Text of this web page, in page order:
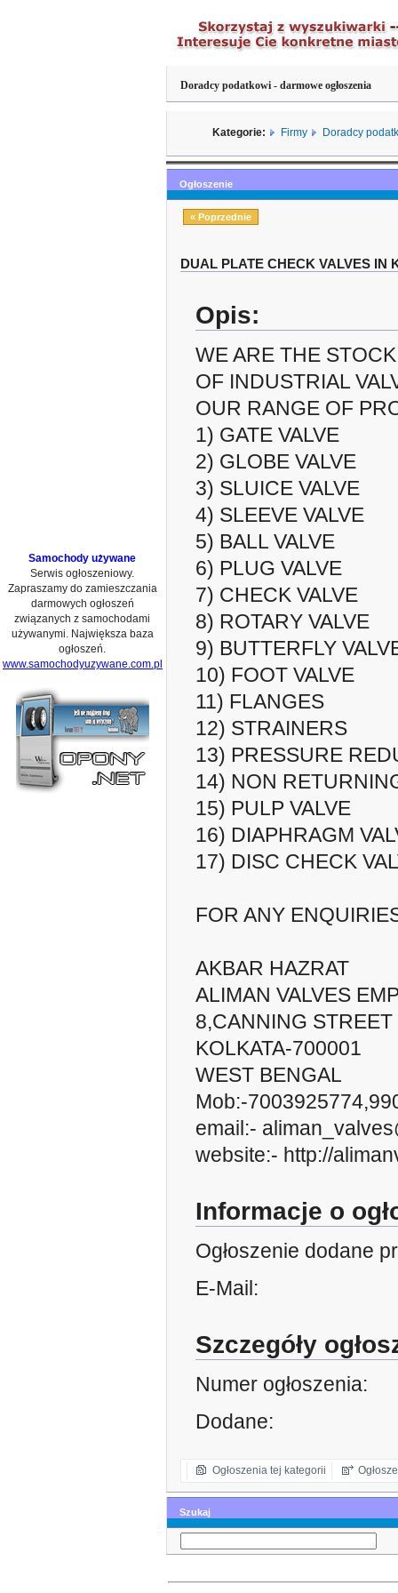
Samochody używane
Serwis ogłoszeniowy.
Zapraszamy do zamieszczania
darmowych ogłoszeń
związanych z samochodami
używanymi. Największa baza
ogłoszeń.
www.samochodyuzywane.com.pl
Doradcy podatkowi - darmowe ogłoszenia
Kategorie: Firmy Doradcy
Ogłoszenie
« Poprzednie
DUAL PLATE CHECK VALVES IN
Opis:
WE ARE THE
OF INDUSTRIAL
OUR RANGE OF
1) GATE VALVE
2) GLOBE VALVE
3) SLUICE VALVE
4) SLEEVE VALVE
5) BALL VALVE
6) PLUG VALVE
7) CHECK VALVE
8) ROTARY VALVE
9) BUTTERFLY
10) FOOT VALVE
11) FLANGES
12) STRAINERS
13) PRESSURE
14) NON
15) PULP VALVE
16) DIAPHRAGM
17) DISC CHECK
FOR ANY
AKBAR HAZRAT
ALIMAN VALVES
8,CANNING STREET
KOLKATA-700001
WEST BENGAL
Mob:-
email:-
website:- http://
Informacje o
Ogłoszenie dodane
E-Mail:
Szczegóły
Numer ogłoszenia:
Dodane:
Ogłoszenia tej kategorii
Szukaj